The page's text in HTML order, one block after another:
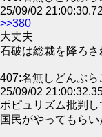
25/09/02
>>380
大丈夫
石破は総裁を降ろ
407:名無しどんぶら
25/09/02
ポピュリズム批判
国民がやってもら